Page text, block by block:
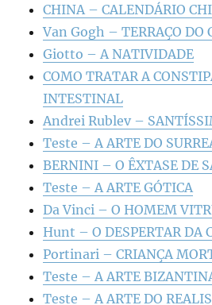
CHINA – CALENDÁRIO
Van Gogh – TERRAÇO DO
Giotto – A NATIVIDADE
COMO TRATAR A
INTESTINAL
Andrei Rublev –
Teste – A ARTE DO
BERNINI – O ÊXTASE DE
Teste – A ARTE GÓTICA
Da Vinci – O HOMEM
Hunt – O DESPERTAR DA
Portinari – CRIANÇA
Teste – A ARTE
Teste – A ARTE DO